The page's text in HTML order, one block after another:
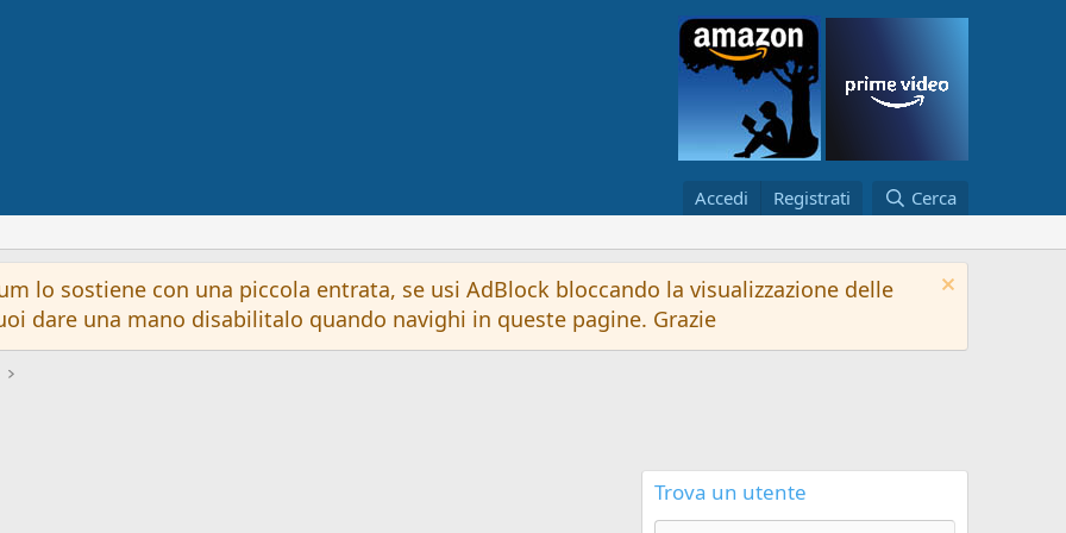
Accedi Registrati Cerca
lo sostiene con una piccola entrata, se usi AdBlock bloccando la visualizzazione delle
dare una mano disabilitalo quando navighi in queste pagine. Grazie
Trova un utente